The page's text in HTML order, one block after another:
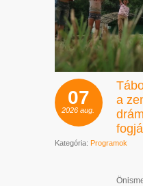
07
2026 aug.
a
Kategória: Programok